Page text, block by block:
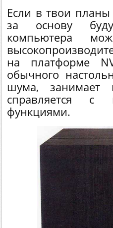
Если в твои
за основу
компьютера
на платформе
обычного
шума,
справляется
функциями.